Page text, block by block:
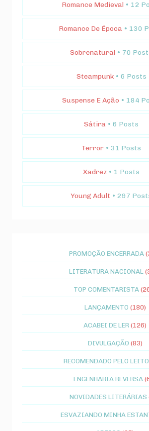
Romance Medieval • 12
Romance De Época • 130
Sobrenatural • 70
Steampunk • 6 Posts
Suspense E Ação • 184
Sátira • 6 Posts
Terror • 31 Posts
Xadrez • 1 Posts
Young Adult • 297
PROMOÇÃO ENCERRADA
LITERATURA NACIONAL
TOP COMENTARISTA
LANÇAMENTO (180)
ACABEI DE LER (126)
DIVULGAÇÃO (83)
RECOMENDADO PELO
ENGENHARIA REVERSA
NOVIDADES LITERÁRIAS
ESVAZIANDO MINHA